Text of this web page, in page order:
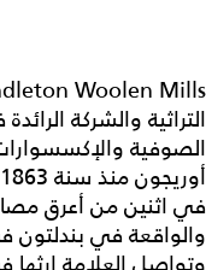
التراثية والشركة
الصوفية
في اثنين من أعرق
والواقعة في